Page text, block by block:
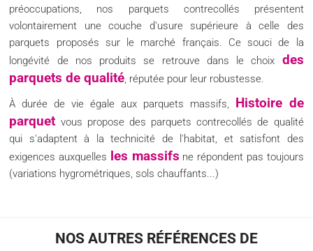
préoccupations, nos parquets contrecollés présentent
volontairement une couche d'usure supérieure à celle des
parquets proposés sur le marché français. Ce souci de la
longévité de nos produits se retrouve dans le choix des
parquets de qualité, réputée pour leur robustesse.
À durée de vie égale aux parquets massifs, Histoire de
parquet vous propose des parquets contrecollés de qualité
qui s'adaptent à la technicité de l'habitat, et satisfont des
exigences auxquelles les massifs ne répondent pas toujours
(variations hygrométriques, sols chauffants...)
NOS AUTRES RÉFÉRENCES DE